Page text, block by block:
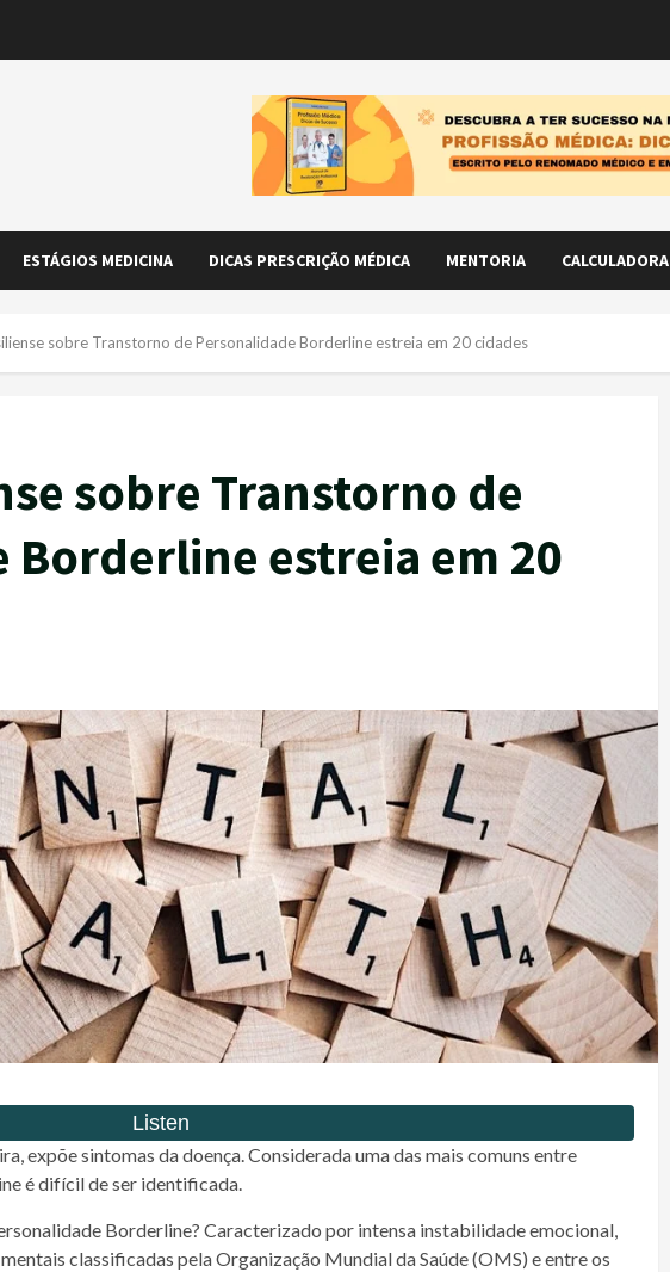
ESTÁGIOS MEDICINA DICAS PRESCRIÇÃO MÉDICA MENTORIA CALCULADORA
sobre Transtorno de Personalidade Borderline estreia em 20 cidades
sobre Transtorno de
Borderline estreia em 20
expõe sintomas da doença. Considerada uma das mais comuns entre
é difícil de ser identificada.
Borderline? Caracterizado por intensa instabilidade emocional,
classificadas pela Organização Mundial da Saúde (OMS) e entre os